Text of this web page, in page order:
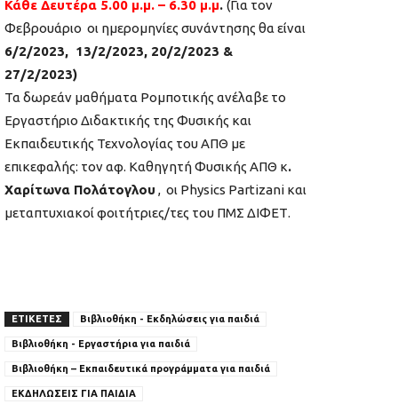
Κάθε Δευτέρα 5.00 μ.μ. – 6.30 μ.μ. (Για τον
Φεβρουάριο οι ημερομηνίες συνάντησης θα είναι
6/2/2023, 13/2/2023, 20/2/2023 &
27/2/2023)
Τα δωρεάν μαθήματα Ρομποτικής ανέλαβε το
Εργαστήριο Διδακτικής της Φυσικής και
Εκπαιδευτικής Τεχνολογίας του ΑΠΘ με
επικεφαλής: τον αφ. Καθηγητή Φυσικής ΑΠΘ κ.
Χαρίτωνα Πολάτογλου , οι Physics Partizani και
μεταπτυχιακοί φοιτήτριες/τες του ΠΜΣ ΔΙΦΕΤ.
ΕΤΙΚΕΤΕΣ Βιβλιοθήκη - Εκδηλώσεις για παιδιά
Βιβλιοθήκη - Εργαστήρια για παιδιά
Βιβλιοθήκη – Εκπαιδευτικά προγράμματα για παιδιά
ΕΚΔΗΛΩΣΕΙΣ ΓΙΑ ΠΑΙΔΙΑ